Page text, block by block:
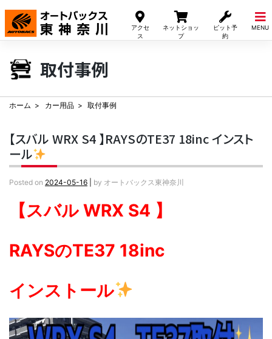
アクセ
ス
ネットショッ
プ
ピット予
約
MENU
Skip
content
取付事例
ホーム カー用品 取付事例
【スバル WRX S4 】RAYSのTE37 18inc インスト
ール
Posted on 2024-05-16 by オートバックス東神奈川
【スバル WRX S4 】
RAYSのTE37 18inc
インストール